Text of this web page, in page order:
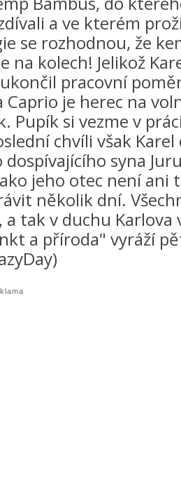
a ve kterém
se rozhodnou, že
na kolech! Jelikož
pracovní
Caprio je herec na
Pupík si vezme v
chvíli však
syna
jeho otec není ani
několik dní.
a tak v duchu Karlova
a příroda" vyráží